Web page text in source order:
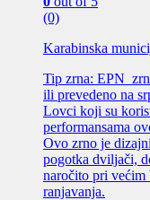
(0)
Karabinska
Tip zrna: EPN
ili prevedeno na
Lovci koji su
performansama
Ovo zrno je
pogotka dviljači,
naročito pri većim
ranjavanja.